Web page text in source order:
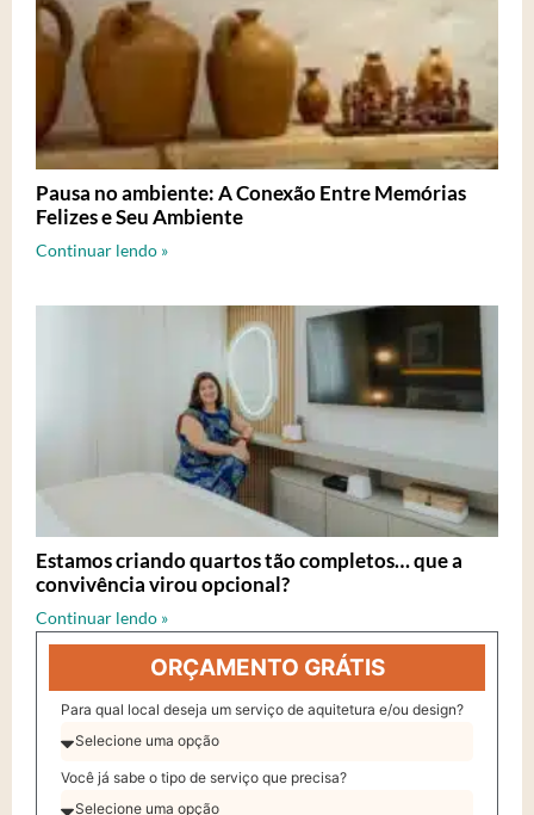
Pausa no ambiente: A Conexão Entre Memórias
Felizes e Seu Ambiente
Continuar lendo »
Estamos criando quartos tão completos… que a
convivência virou opcional?
Continuar lendo »
ORÇAMENTO GRÁTIS
Para qual local deseja um serviço de aquitetura e/ou design?
Você já sabe o tipo de serviço que precisa?